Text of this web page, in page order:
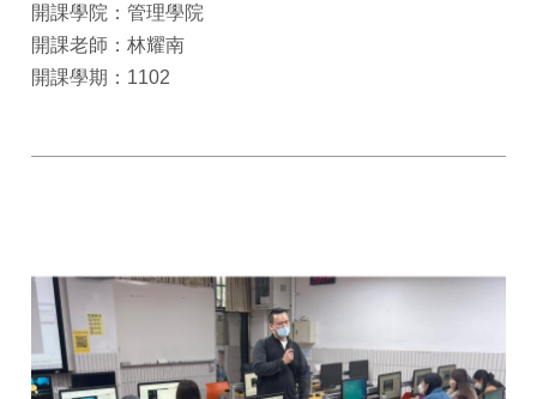
開課學院：管理學院
開課老師：林耀南
開課學期：1102